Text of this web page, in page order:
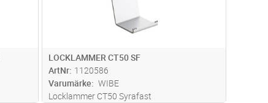
LOCKLAMMER CT50 SF
ArtNr 1120586
Varumärke
WIBE
Locklammer CT50 Syrafast